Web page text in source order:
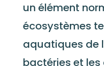
un élément
écosystèmes
aquatiques de
bactéries et